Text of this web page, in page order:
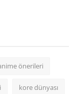
önerileri
kore dünyası